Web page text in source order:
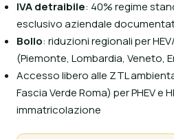
IVA detraibile: 40% regime
esclusivo aziendale
Bollo: riduzioni regionali per
(Piemonte, Lombardia, Veneto,
Accesso libero alle ZTL
Fascia Verde Roma) per PHEV e
immatricolazione